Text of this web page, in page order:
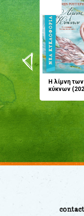
Η λίμνη των
κύκνων